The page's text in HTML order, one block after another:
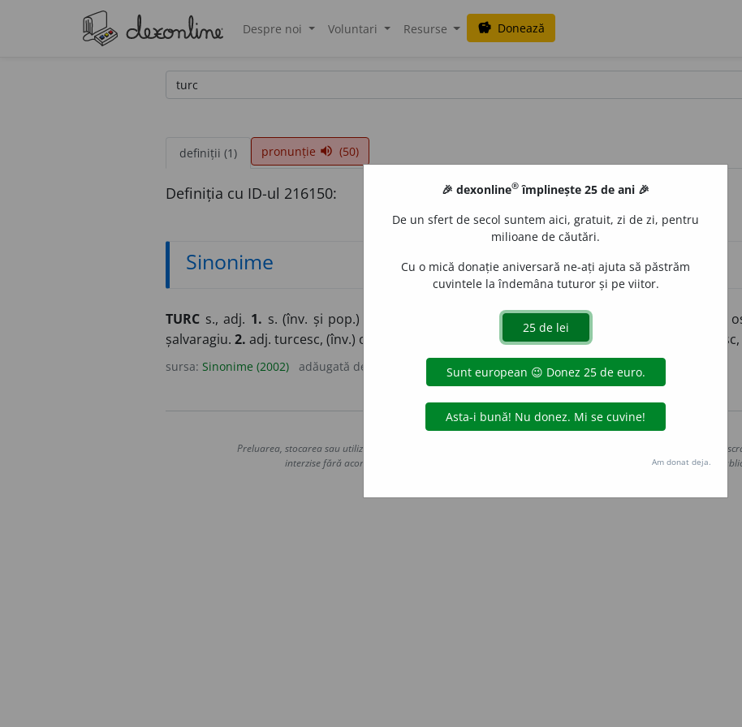
Despre noi Voluntari Resurse savings Donează
definiții (1) pronunție volume_up (50)
Definiția cu ID-ul 216150:
Sinonime
TURC s., adj. 1. s. (înv. și pop.) necredincios, (înv. și reg.) ciutac, (înv.) osman, osmangiu,
șalvaragiu. 2. adj. turcesc, (înv.) osman, osmanic, osmanlâu, osmănesc, otoman,
sursa: Sinonime (2002) adăugată de acțiuni
Copyright © 2004-2026 dexonline (https://dexonline.ro)
Preluarea, stocarea sau utilizarea datelor de pe acest site, inclusiv prin orice metode de extragere automată (web
interzise fără acordul nostru prealabil scris, cu excepția seturilor de date oferite oficial spre utilizare
🎉 dexonline® împlinește 25 de ani 🎉
De un sfert de secol suntem aici, gratuit, zi de zi, pentru
milioane de căutări.
Cu o mică donație aniversară ne-ați ajuta să păstrăm
cuvintele la îndemâna tuturor și pe viitor.
Am donat deja.